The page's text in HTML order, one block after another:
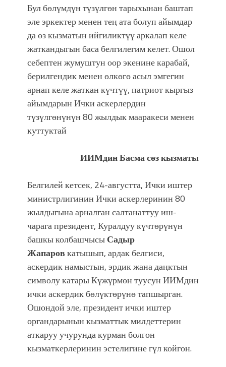
Бул бөлүмдүн түзүлгөн тарыхынан баштап
эле эркектер менен тең ата болуп айымдар
да өз кызматын ийгиликтүү аркалап келе
жаткандыгын баса белгилегим келет. Ошол
себептен жумуштун оор экенине карабай,
берилгендик менен өлкөгө асыл эмгегин
арнап келе жаткан күчтүү, патриот кыргыз
айымдарын Ички аскерлердин
түзүлгөнүнүн 80 жылдык мааракеси менен
куттуктай
ИИМдин Басма сөз кызматы
Белгилей кетсек, 24-августта, Ички иштер
министрлигинин Ички аскерлеринин 80
жылдыгына арналган салтанаттуу иш-
чарага президент, Куралдуу күчтөрүнүн
башкы колбашчысыСадыр
Жапаровкатышып, ардак белгиси,
аскердик намыстын, эрдик жана даңктын
символу катары Күжүрмөн туусун ИИМдин
ички аскердик бөлүктөрүнө тапшырган.
Ошондой эле, президент ички иштер
органдарынын кызматтык милдеттерин
аткаруу учурунда курман болгон
кызматкерлеринин эстелигине гүл койгон.